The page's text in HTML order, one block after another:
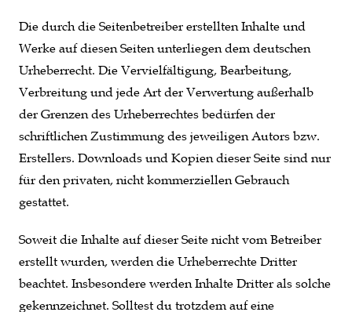
Die durch die Seitenbetreiber erstellten Inhalte und
Werke auf diesen Seiten unterliegen dem deutschen
Urheberrecht. Die Vervielfältigung, Bearbeitung,
Verbreitung und jede Art der Verwertung außerhalb
der Grenzen des Urheberrechtes bedürfen der
schriftlichen Zustimmung des jeweiligen Autors bzw.
Erstellers. Downloads und Kopien dieser Seite sind nur
für den privaten, nicht kommerziellen Gebrauch
gestattet.
Soweit die Inhalte auf dieser Seite nicht vom Betreiber
erstellt wurden, werden die Urheberrechte Dritter
beachtet. Insbesondere werden Inhalte Dritter als solche
gekennzeichnet. Solltest du trotzdem auf eine